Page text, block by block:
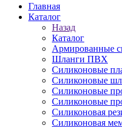
Главная
Каталог
Назад
Каталог
Армированные
Шланги ПВХ
Силиконовые
Силиконовые
Силиконовые
Силиконовые
Силиконовая
Силиконовая